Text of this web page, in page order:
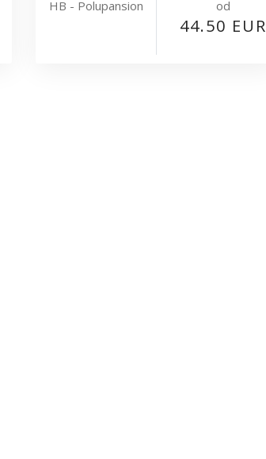
HB - Polupansion od
44.50 EUR